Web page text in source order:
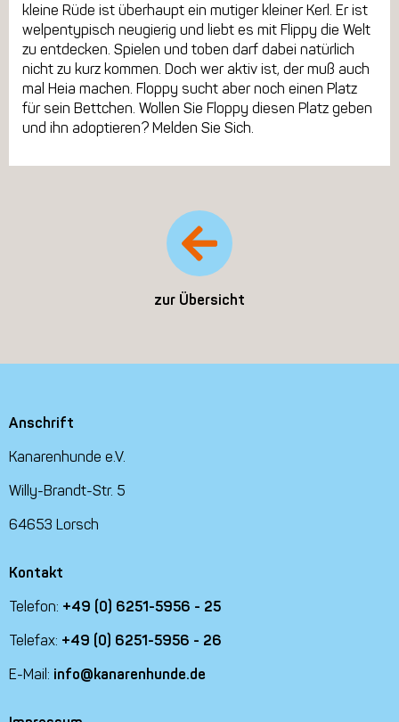
kleine Rüde ist überhaupt ein mutiger kleiner Kerl. Er ist
welpentypisch neugierig und liebt es mit Flippy die Welt
zu entdecken. Spielen und toben darf dabei natürlich
nicht zu kurz kommen. Doch wer aktiv ist, der muß auch
mal Heia machen. Floppy sucht aber noch einen Platz
für sein Bettchen. Wollen Sie Floppy diesen Platz geben
und ihn adoptieren? Melden Sie Sich.
zur Übersicht
Anschrift
Kanarenhunde e.V.
Willy-Brandt-Str. 5
64653 Lorsch
Kontakt
Telefon: +49 (0) 6251-5956 - 25
Telefax: +49 (0) 6251-5956 - 26
E-Mail: info@kanarenhunde.de